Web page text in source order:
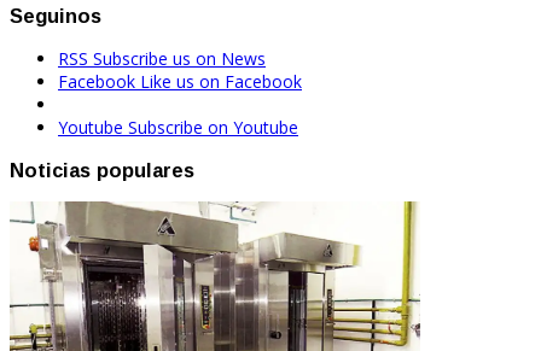
Seguinos
RSS Subscribe us on News
Facebook Like us on Facebook
Youtube Subscribe on Youtube
Noticias populares